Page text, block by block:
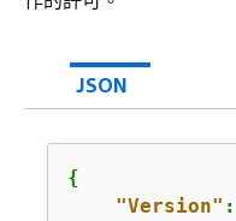
JSON
{
"Version" :